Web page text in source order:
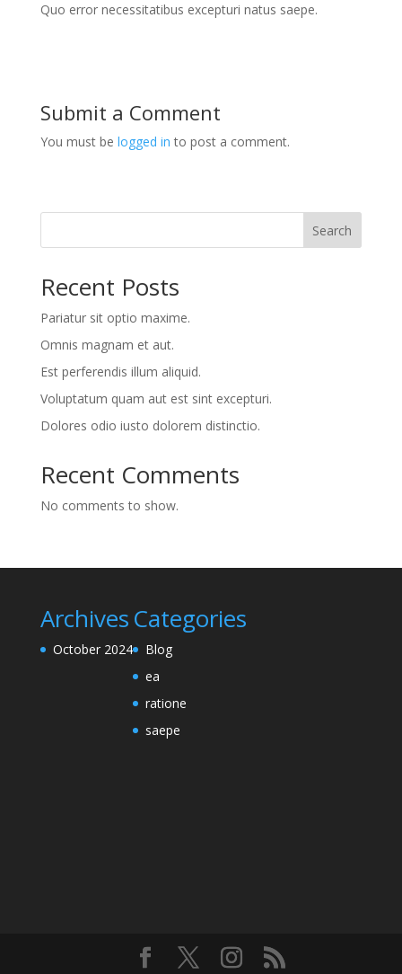
Quo error necessitatibus excepturi natus saepe.
Submit a Comment
You must be logged in to post a comment.
Search
Recent Posts
Pariatur sit optio maxime.
Omnis magnam et aut.
Est perferendis illum aliquid.
Voluptatum quam aut est sint excepturi.
Dolores odio iusto dolorem distinctio.
Recent Comments
No comments to show.
Archives
October 2024
Categories
Blog
ea
ratione
saepe